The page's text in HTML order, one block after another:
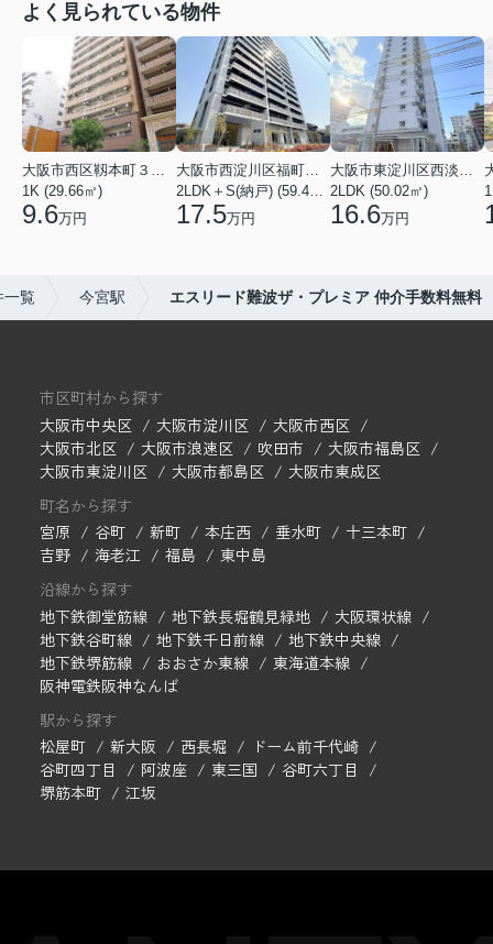
よく見られている物件
大阪市西区靱本町３丁目
1K (29.66㎡)
9.6万円
大阪市西淀川区福町２丁目
2LDK＋S(納戸) (59.48㎡)
17.5万円
大阪市東淀川区西淡路１丁目
2LDK (50.02㎡)
16.6万円
一覧 今宮駅 エスリード難波ザ・プレミア 仲介手数料無料
市区町村から探す
大阪市中央区
大阪市淀川区
大阪市西区
大阪市北区
大阪市浪速区 吹田市
大阪市福島区
大阪市東淀川区
大阪市都島区
大阪市東成区
町名から探す
宮原
谷町 新町 本庄西 垂水町
十三本町
吉野
海老江 福島
東中島
沿線から探す
地下鉄御堂筋線
地下鉄長堀鶴見緑地
大阪環状線
地下鉄谷町線
地下鉄千日前線
地下鉄中央線
地下鉄堺筋線
おおさか東線
東海道本線
阪神電鉄阪神なんば
駅から探す
松屋町
新大阪 西長堀
ドーム前千代崎
谷町四丁目
阿波座 東三国
谷町六丁目
堺筋本町
江坂